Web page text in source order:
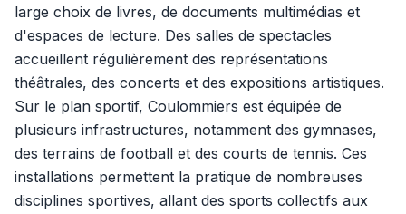
large choix de livres, de documents multimédias et
d'espaces de lecture. Des salles de spectacles
accueillent régulièrement des représentations
théâtrales, des concerts et des expositions artistiques.
Sur le plan sportif, Coulommiers est équipée de
plusieurs infrastructures, notamment des gymnases,
des terrains de football et des courts de tennis. Ces
installations permettent la pratique de nombreuses
disciplines sportives, allant des sports collectifs aux